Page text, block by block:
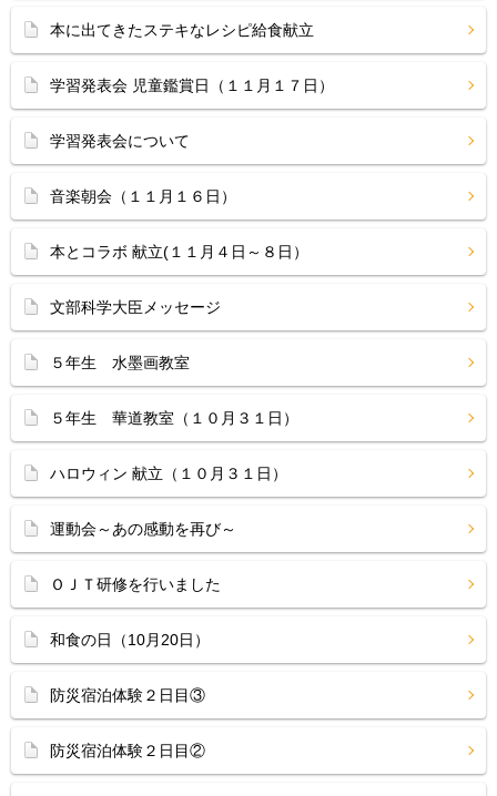
本に出てきたステキなレシピ給食献立
学習発表会 児童鑑賞日（１１月１７日）
学習発表会について
音楽朝会（１１月１６日）
本とコラボ 献立(１１月４日～８日）
文部科学大臣メッセージ
５年生 水墨画教室
５年生 華道教室（１０月３１日）
ハロウィン 献立（１０月３１日）
運動会～あの感動を再び～
ＯＪＴ研修を行いました
和食の日（10月20日）
防災宿泊体験２日目③
防災宿泊体験２日目②